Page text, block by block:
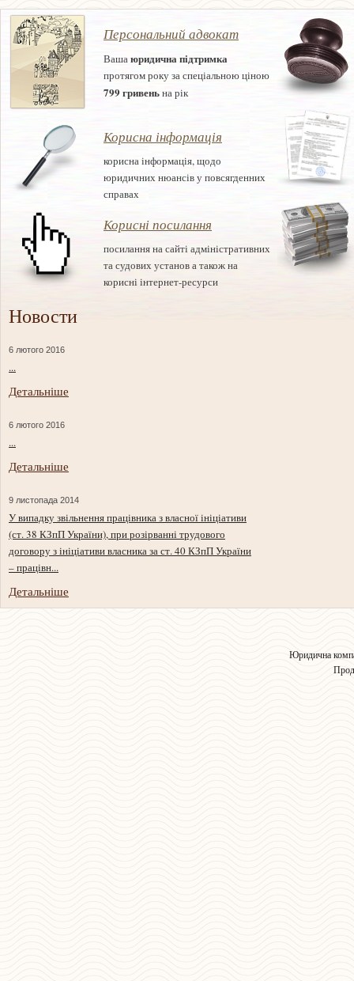
Персональний адвокат
Вашаюридична підтримка
протягом року за спеціальною ціною
799 гривеньна рік
Корисна інформація
корисна інформація, щодо
юридичних нюансів у повсягденних
справах
Корисні посилання
посилання на сайті адміністративних
та судових установ а також на
корисні інтернет-ресурси
Новости
6 лютого 2016
...
Детальніше
6 лютого 2016
...
Детальніше
9 листопада 2014
У випадку звільнення працівника з власної ініціативи
(ст. 38 КЗпП України), при розірванні трудового
договору з ініціативи власника за ст. 40 КЗпП України
– працівн...
Детальніше
Юридична